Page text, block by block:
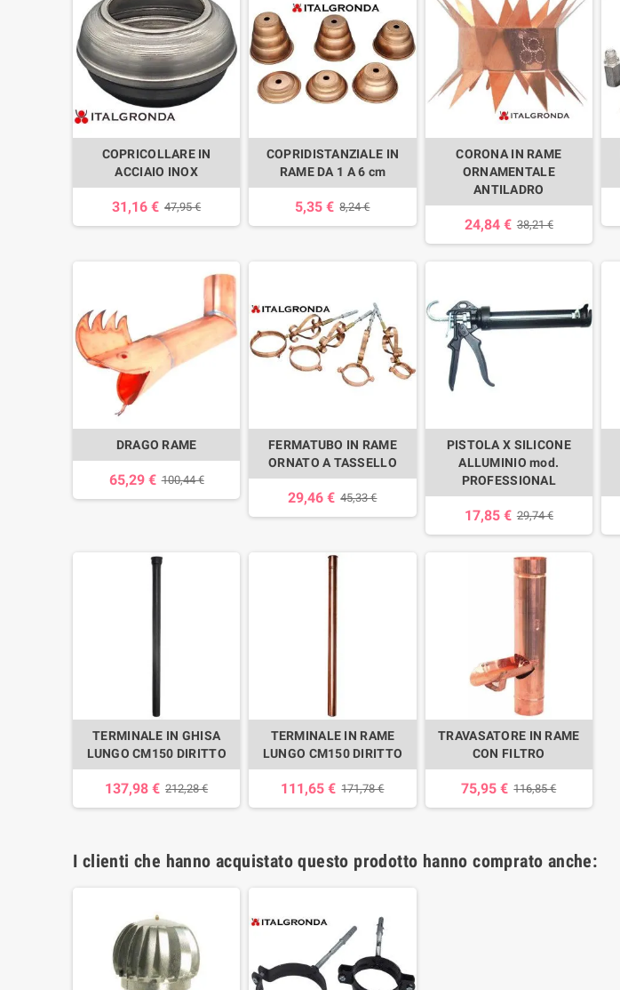
COPRICOLLARE IN
ACCIAIO INOX
31,16 € 47,95 €
COPRIDISTANZIALE IN
RAME DA 1 A 6 cm
5,35 € 8,24 €
CORONA IN RAME
ORNAMENTALE
ANTILADRO
24,84 € 38,21 €
DRAGO RAME
65,29 € 100,44 €
FERMATUBO IN RAME
ORNATO A TASSELLO
29,46 € 45,33 €
PISTOLA X SILICONE
ALLUMINIO mod.
PROFESSIONAL
17,85 € 29,74 €
TERMINALE IN GHISA
LUNGO CM150 DIRITTO
137,98 € 212,28 €
TERMINALE IN RAME
LUNGO CM150 DIRITTO
111,65 € 171,78 €
TRAVASATORE IN RAME
CON FILTRO
75,95 € 116,85 €
I clienti che hanno acquistato questo prodotto hanno comprato anche: